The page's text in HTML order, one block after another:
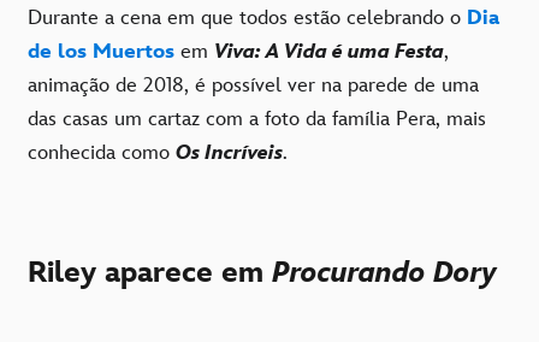
Durante a cena em que todos estão celebrando o Dia
de los Muertos em Viva: A Vida é uma Festa,
animação de 2018, é possível ver na parede de uma
das casas um cartaz com a foto da família Pera, mais
conhecida como Os Incríveis.
Riley aparece em Procurando Dory